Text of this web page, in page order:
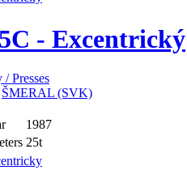
- Excentrický
/ Presses
ŠMERAL (SVK)
1987
25t